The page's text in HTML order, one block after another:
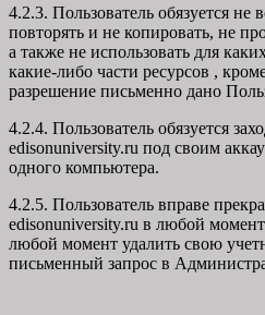
4.2.3. Пользователь обязуется не
повторять и не копировать, не
а также не использовать для
какие-либо части ресурсов ,
разрешение письменно дано
4.2.4. Пользователь обязуется
edisonuniversity.ru под своим
одного компьютера.
4.2.5. Пользователь вправе
edisonuniversity.ru в любой
любой момент удалить свою
письменный запрос в